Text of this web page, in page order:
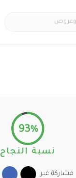
93%
نسبة النجاح
مشاركة عبر